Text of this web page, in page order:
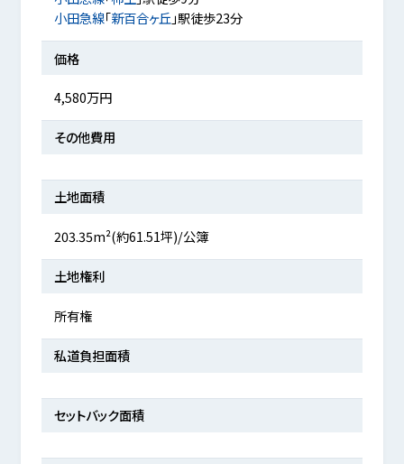
小田急線「新百合ヶ丘 」駅徒歩23分
価格
4,580万円
その他費用
土地面積
203.35m²(約61.51坪)/公簿
土地権利
所有権
私道負担面積
セットバック面積